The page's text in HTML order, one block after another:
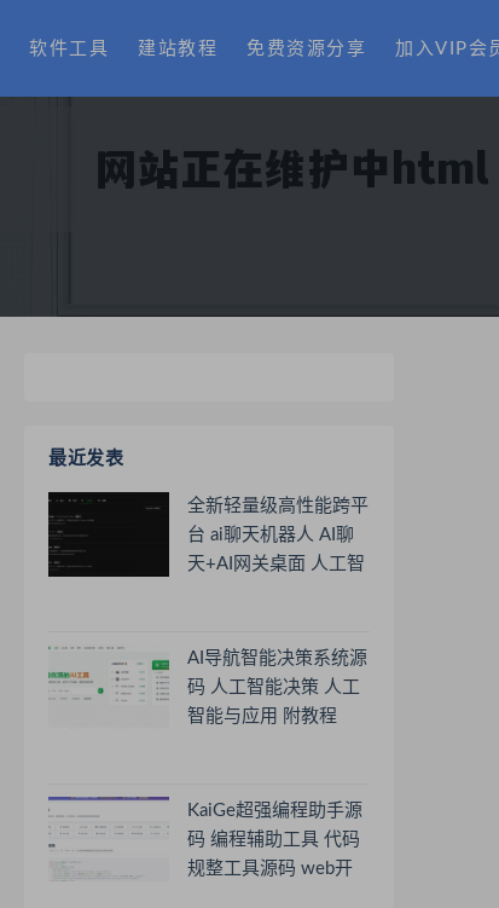
软件工具 建站教程 免费资源分享 加入VIP会
最近发表
全新轻量级高性能跨平
台 ai聊天机器人 AI聊
天+AI网关桌面 人工智
AI导航智能决策系统源
码 人工智能决策 人工
智能与应用 附教程
KaiGe超强编程助手源
码 编程辅助工具 代码
规整工具源码 web开